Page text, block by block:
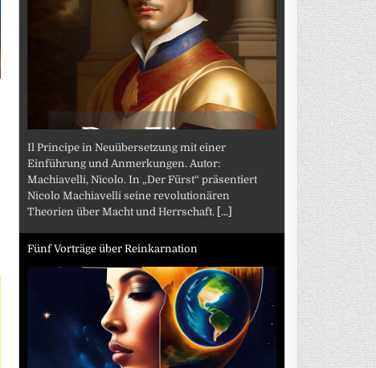
Il Principe in Neuübersetzung mit einer
Einführung und Anmerkungen. Autor:
Machiavelli, Nicolo. In „Der Fürst“ präsentiert
Nicolo Machiavelli seine revolutionären
Theorien über Macht und Herrschaft. [...]
Fünf Vorträge über Reinkarnation